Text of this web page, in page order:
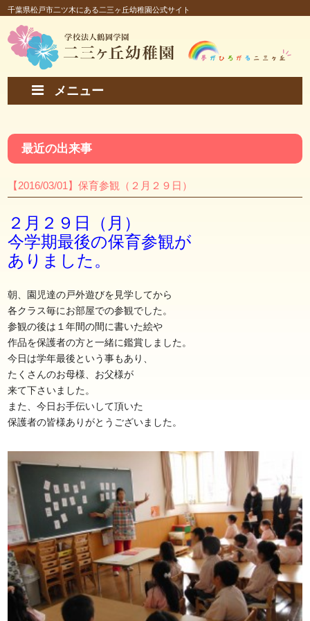
千葉県松戸市二ツ木にある二三ヶ丘幼稚園公式サイト
メニュー
最近の出来事
【2016/03/01】保育参観（２月２９日）
２月２９日（月）
今学期最後の保育参観が
ありました。
朝、園児達の戸外遊びを見学してから
各クラス毎にお部屋での参観でした。
参観の後は１年間の間に書いた絵や
作品を保護者の方と一緒に鑑賞しました。
今日は学年最後という事もあり、
たくさんのお母様、お父様が
来て下さいました。
また、今日お手伝いして頂いた
保護者の皆様ありがとうございました。